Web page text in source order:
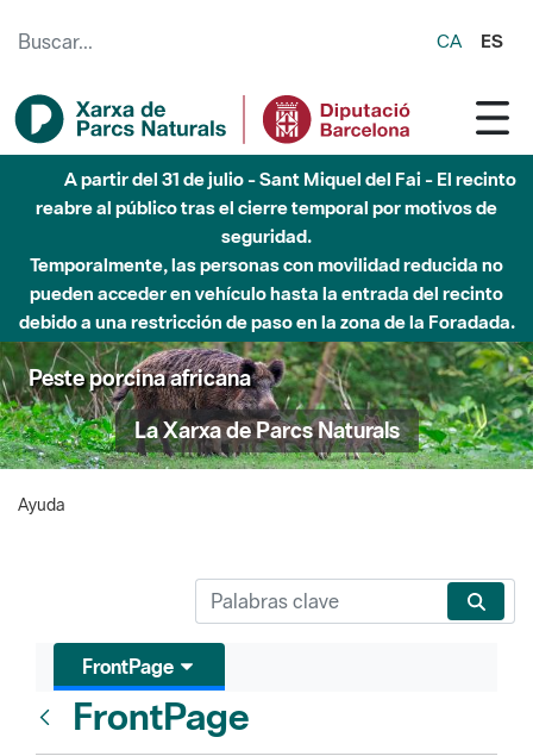
CA ES
A partir del 31 de julio - Sant Miquel del Fai - El recinto
reabre al público tras el cierre temporal por motivos de
seguridad.
Temporalmente, las personas con movilidad reducida no
pueden acceder en vehículo hasta la entrada del recinto
debido a una restricción de paso en la zona de la Foradada.
Peste porcina africana
La Xarxa de Parcs Naturals
Ayuda
FrontPage
FrontPage